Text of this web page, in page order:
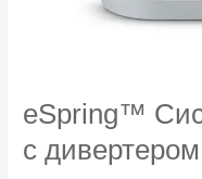
eSpring™
с дивертером